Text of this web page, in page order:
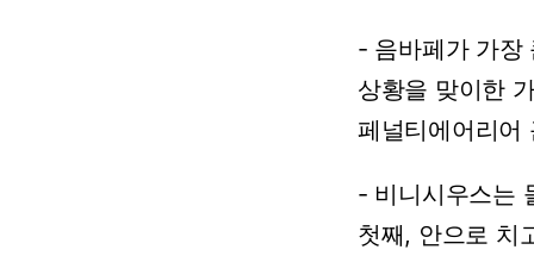
- 음바페가 가장
상황을 맞이한
페널티에어리어
- 비니시우스는
첫째, 안으로 치